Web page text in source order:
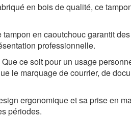
en bois de qualité, ce
tampon en caoutchouc garantit
professionnelle.
Que ce soit pour un usage
le marquage de courrier, de
ergonomique et sa prise en
périodes.